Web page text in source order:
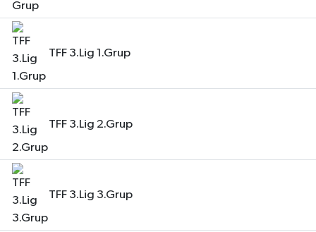
TFF 3.Lig 1.Grup
TFF 3.Lig 2.Grup
TFF 3.Lig 3.Grup